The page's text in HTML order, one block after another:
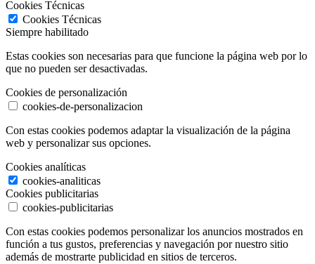
Cookies Técnicas
Cookies Técnicas
Siempre habilitado
Estas cookies son necesarias para que funcione la página web por lo
que no pueden ser desactivadas.
Cookies de personalización
cookies-de-personalizacion
Con estas cookies podemos adaptar la visualización de la página
web y personalizar sus opciones.
Cookies analíticas
cookies-analiticas
Cookies publicitarias
cookies-publicitarias
Con estas cookies podemos personalizar los anuncios mostrados en
función a tus gustos, preferencias y navegación por nuestro sitio
además de mostrarte publicidad en sitios de terceros.